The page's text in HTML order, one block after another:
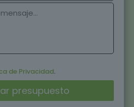
de Privacidad.